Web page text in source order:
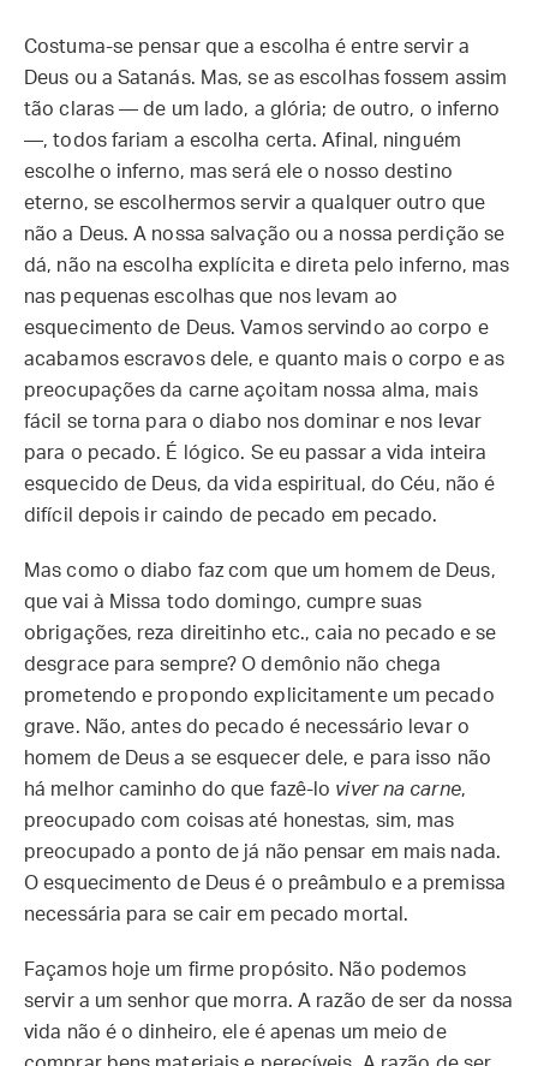
Costuma-se pensar que a escolha é entre servir a
Deus ou a Satanás. Mas, se as escolhas fossem assim
tão claras — de um lado, a glória; de outro, o inferno
—, todos fariam a escolha certa. Afinal, ninguém
escolhe o inferno, mas será ele o nosso destino
eterno, se escolhermos servir a qualquer outro que
não a Deus. A nossa salvação ou a nossa perdição se
dá, não na escolha explícita e direta pelo inferno, mas
nas pequenas escolhas que nos levam ao
esquecimento de Deus. Vamos servindo ao corpo e
acabamos escravos dele, e quanto mais o corpo e as
preocupações da carne açoitam nossa alma, mais
fácil se torna para o diabo nos dominar e nos levar
para o pecado. É lógico. Se eu passar a vida inteira
esquecido de Deus, da vida espiritual, do Céu, não é
difícil depois ir caindo de pecado em pecado.
Mas como o diabo faz com que um homem de Deus,
que vai à Missa todo domingo, cumpre suas
obrigações, reza direitinho etc., caia no pecado e se
desgrace para sempre? O demônio não chega
prometendo e propondo explicitamente um pecado
grave. Não, antes do pecado é necessário levar o
homem de Deus a se esquecer dele, e para isso não
há melhor caminho do que fazê-lo viver na carne,
preocupado com coisas até honestas, sim, mas
preocupado a ponto de já não pensar em mais nada.
O esquecimento de Deus é o preâmbulo e a premissa
necessária para se cair em pecado mortal.
Façamos hoje um firme propósito. Não podemos
servir a um senhor que morra. A razão de ser da nossa
vida não é o dinheiro, ele é apenas um meio de